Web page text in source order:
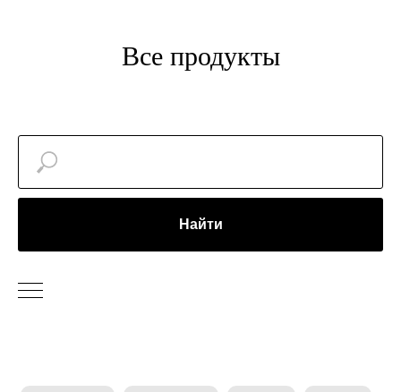
Все продукты
Найти